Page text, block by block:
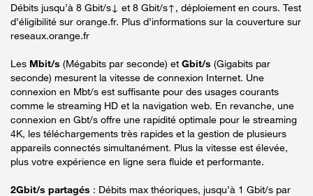
Débits jusqu’à 8 Gbit/s↓ et 8 Gbit/s↑, déploiement en cours. Test
d’éligibilité sur orange.fr. Plus d’informations sur la couverture sur
reseaux.orange.fr
Les Mbit/s (Mégabits par seconde) et Gbit/s (Gigabits par
seconde) mesurent la vitesse de connexion Internet. Une
connexion en Mbt/s est suffisante pour des usages courants
comme le streaming HD et la navigation web. En revanche, une
connexion en Gbt/s offre une rapidité optimale pour le streaming
4K, les téléchargements très rapides et la gestion de plusieurs
appareils connectés simultanément. Plus la vitesse est élevée,
plus votre expérience en ligne sera fluide et performante.
2Gbit/s partagés : Débits max théoriques, jusqu’à 1 Gbit/s par